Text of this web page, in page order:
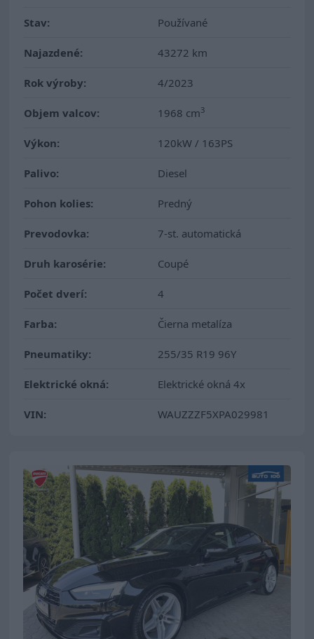
Stav: Používané
Najazdené: 43272 km
Rok výroby: 4/2023
Objem valcov: 1968 cm3
Výkon: 120kW / 163PS
Palivo: Diesel
Pohon kolies: Predný
Prevodovka: 7-st. automatická
Druh karosérie: Coupé
Počet dverí: 4
Farba: Čierna metalíza
Pneumatiky: 255/35 R19 96Y
Elektrické okná: Elektrické okná 4x
VIN: WAUZZZF5XPA029981